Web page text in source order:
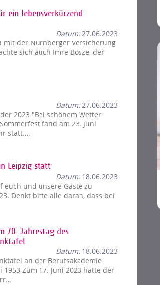
ein lebensverkürzend
Datum:27.06.2023
mit der Nürnberger Versicherung
sich auch Imre Bösze, der
Datum:27.06.2023
2023 "Bei schönem Wetter
fand am 23. Juni
statt.…
Leipzig statt
Datum:18.06.2023
euch und unsere Gäste zu
Denkt bitte alle daran, dass bei
70. Jahrestag des
Datum:18.06.2023
an der Berufsakademie
1953 Zum 17. Juni 2023 hatte der